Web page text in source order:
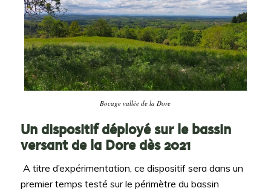
Bocage vallée de la Dore
Un dispositif déployé sur le bassin
versant de la Dore dès 2021
A titre d’expérimentation, ce dispositif sera dans un
premier temps testé sur le périmètre du bassin